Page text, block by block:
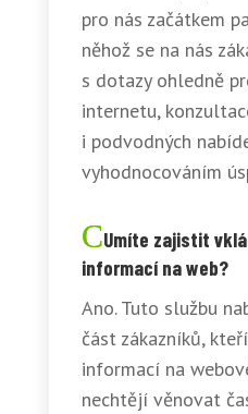
pro nás začátkem
něhož se na nás
s dotazy ohledně
internetu,
i podvodných
vyhodnocováním
Umíte zajistit
informací na web?
Ano. Tuto službu
část zákazníků,
informací na
nechtějí věnovat